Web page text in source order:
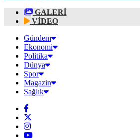
GALERİ
VİDEO
Gündem
Ekonomi
Politika
Dünya
Spor
Magazin
Sağlık